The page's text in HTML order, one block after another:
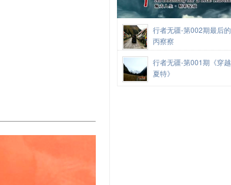
行者无疆-第002期最后的
丙察察
行者无疆-第001期《穿越
夏特》